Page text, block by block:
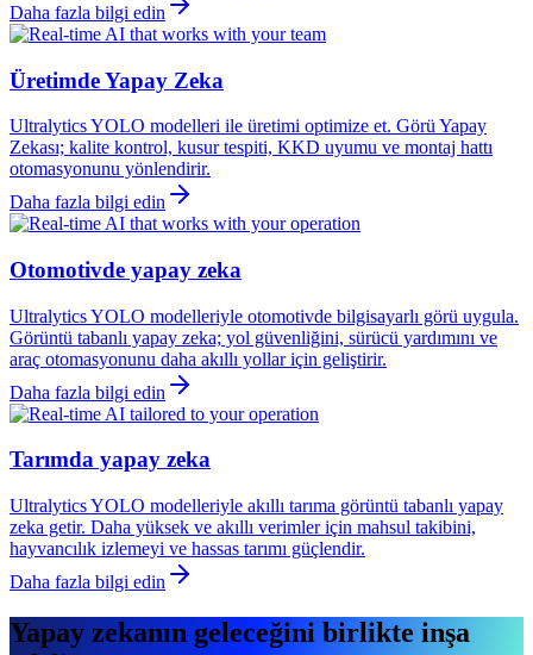
Daha fazla bilgi edin
Üretimde Yapay Zeka
Ultralytics YOLO modelleri ile üretimi optimize et. Görü Yapay
Zekası; kalite kontrol, kusur tespiti, KKD uyumu ve montaj hattı
otomasyonunu yönlendirir.
Daha fazla bilgi edin
Otomotivde yapay zeka
Ultralytics YOLO modelleriyle otomotivde bilgisayarlı görü uygula.
Görüntü tabanlı yapay zeka; yol güvenliğini, sürücü yardımını ve
araç otomasyonunu daha akıllı yollar için geliştirir.
Daha fazla bilgi edin
Tarımda yapay zeka
Ultralytics YOLO modelleriyle akıllı tarıma görüntü tabanlı yapay
zeka getir. Daha yüksek ve akıllı verimler için mahsul takibini,
hayvancılık izlemeyi ve hassas tarımı güçlendir.
Daha fazla bilgi edin
Yapay zekanın geleceğini birlikte inşa